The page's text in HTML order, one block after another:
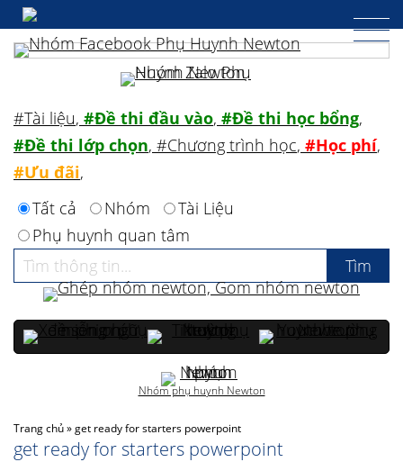
Trang chủ»get ready for starters powerpoint
get ready for starters powerpoint
#Tài liệu, #Đề thi đầu vào, #Đề thi học bổng,
#Đề thi lớp chọn, #Chương trình học, #Học phí,
#Ưu đãi,
Tất cả
Nhóm
Tài Liệu
Phụ huynh quan tâm
Nhóm phụ huynh Newton